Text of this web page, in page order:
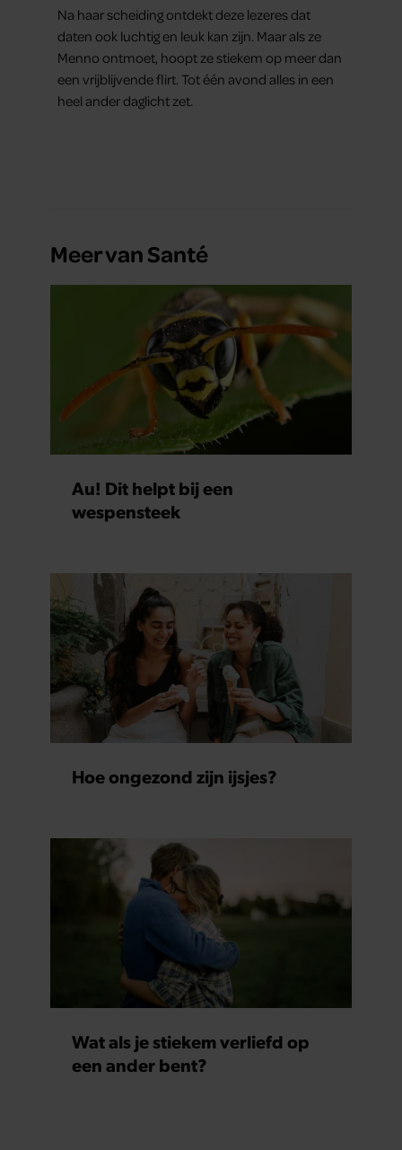
Na haar scheiding ontdekt deze lezeres dat
daten ook luchtig en leuk kan zijn. Maar als ze
Menno ontmoet, hoopt ze stiekem op meer dan
een vrijblijvende flirt. Tot één avond alles in een
heel ander daglicht zet.
Meer van Santé
Au! Dit helpt bij een
wespensteek
Hoe ongezond zijn ijsjes?
Wat als je stiekem verliefd op
een ander bent?